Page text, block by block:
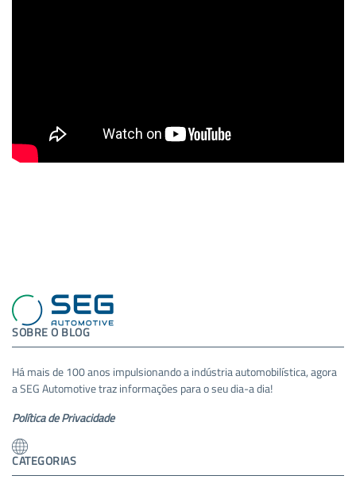
SOBRE O BLOG
Há mais de 100 anos impulsionando a indústria automobilística, agora
a SEG Automotive traz informações para o seu dia-a dia!
Política de Privacidade
CATEGORIAS